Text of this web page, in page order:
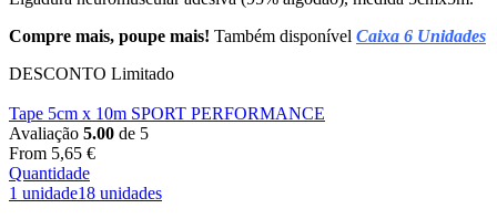
Compre mais, poupe mais! Também disponível Caixa 6 Unidades
DESCONTO Limitado
Tape 5cm x 10m SPORT PERFORMANCE
Avaliação 5.00 de 5
From 5,65 €
Quantidade
1 unidade18 unidades